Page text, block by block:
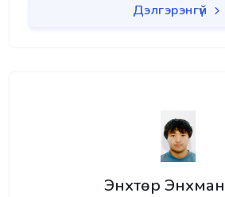
Дэлгэрэнгүй
Энхтөр